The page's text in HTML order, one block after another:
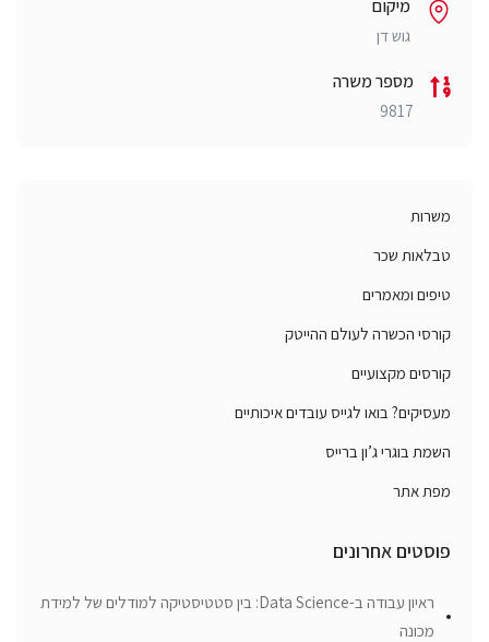
מיקום
גוש דן
מספר משרה
9817
משרות
טבלאות שכר
טיפים ומאמרים
קורסי הכשרה לעולם ההייטק
קורסים מקצועיים
מעסיקים? בואו לגייס עובדים איכותיים
השמת בוגרי ג’ון ברייס
מפת אתר
פוסטים אחרונים
ראיון עבודה ב-Data Science: בין סטטיסטיקה למודלים של למידת
מכונה